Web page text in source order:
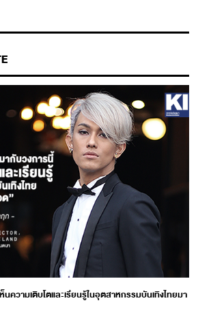
นความเติบโตและเรียนรู้ในอุตสาหกรรมบันเทิงไทยมา